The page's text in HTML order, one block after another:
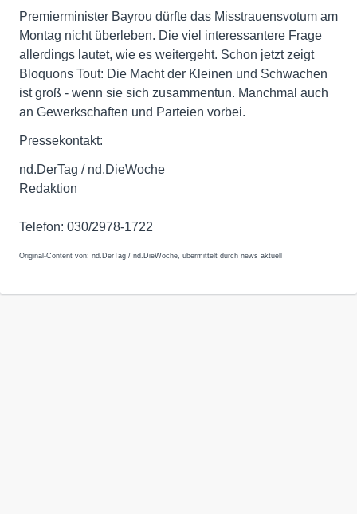
Premierminister Bayrou dürfte das Misstrauensvotum am
Montag nicht überleben. Die viel interessantere Frage
allerdings lautet, wie es weitergeht. Schon jetzt zeigt
Bloquons Tout: Die Macht der Kleinen und Schwachen
ist groß - wenn sie sich zusammentun. Manchmal auch
an Gewerkschaften und Parteien vorbei.
Pressekontakt:
nd.DerTag / nd.DieWoche
Redaktion
Telefon: 030/2978-1722
Original-Content von: nd.DerTag / nd.DieWoche, übermittelt durch news aktuell